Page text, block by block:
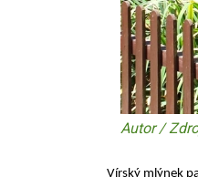
Autor /
Vírský mlýnek